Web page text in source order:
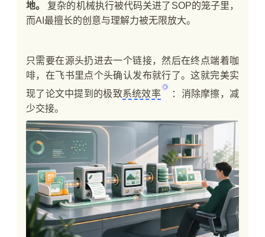
地。
复杂的机械执行被代码关进了SOP的笼子里，
而AI最擅长的创意与理解力被无限放大。
只需要在源头扔进去一个链接，然后在终点端着咖
啡，在飞书里点个头确认发布就行了。这就完美实
现了论文中提到的极致系统效率
：消除摩擦，减
少交接。